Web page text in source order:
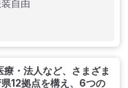
自由
療・法人など、さまざま
12拠点を構え、6つの